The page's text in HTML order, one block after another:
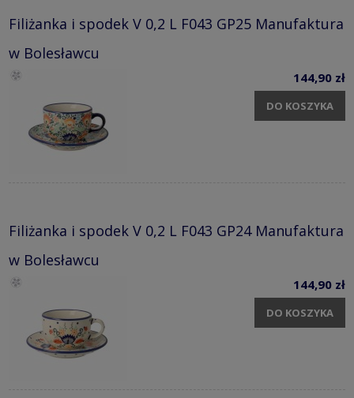
Filiżanka i spodek V 0,2 L F043 GP25 Manufaktura
w Bolesławcu
144,90 zł
DO KOSZYKA
Filiżanka i spodek V 0,2 L F043 GP24 Manufaktura
w Bolesławcu
144,90 zł
DO KOSZYKA